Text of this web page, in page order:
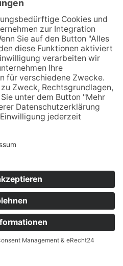
Impressum AGB's